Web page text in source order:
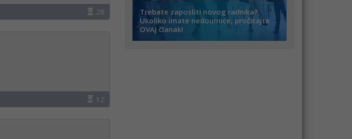
28
12
Trebate zaposliti novog radnika?
Ukoliko imate nedoumice, pročitajte
OVAJ članak!